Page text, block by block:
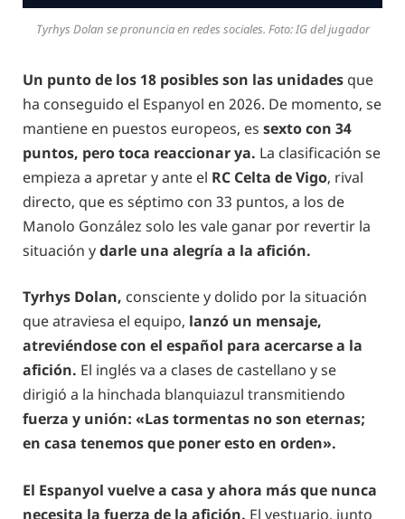
Tyrhys Dolan se pronuncia en redes sociales. Foto: IG del jugador
Un punto de los 18 posibles son las unidades que
ha conseguido el Espanyol en 2026. De momento, se
mantiene en puestos europeos, es sexto con 34
puntos, pero toca reaccionar ya. La clasificación se
empieza a apretar y ante el RC Celta de Vigo, rival
directo, que es séptimo con 33 puntos, a los de
Manolo González solo les vale ganar por revertir la
situación ydarle una alegría a la afición.
Tyrhys Dolan, consciente y dolido por la situación
que atraviesa el equipo, lanzó un mensaje,
atreviéndose con el español para acercarse a la
afición. El inglés va a clases de castellano y se
dirigió a la hinchada blanquiazul transmitiendo
fuerza y unión: «Las tormentas no son eternas;
en casa tenemos que poner esto en orden».
El Espanyol vuelve a casa y ahora más que nunca
necesita la fuerza de la afición. El vestuario, junto